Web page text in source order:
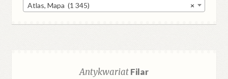
×
Atlas, Mapa (1 345)
AntykwariatFilar